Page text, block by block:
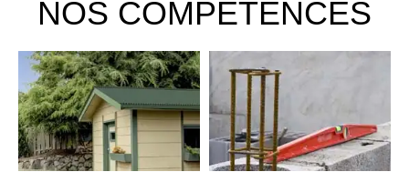
NOS COMPÉTENCES